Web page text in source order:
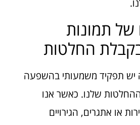
של תמונות
החלטות
יש תפקיד משמעותי בהשפעה
שלנו. כאשר אנו
או אתגרים, הגירויים